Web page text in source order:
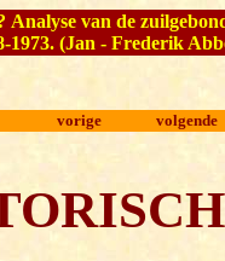
Analyse van de
1973. (Jan - Frederik
vorige volgende